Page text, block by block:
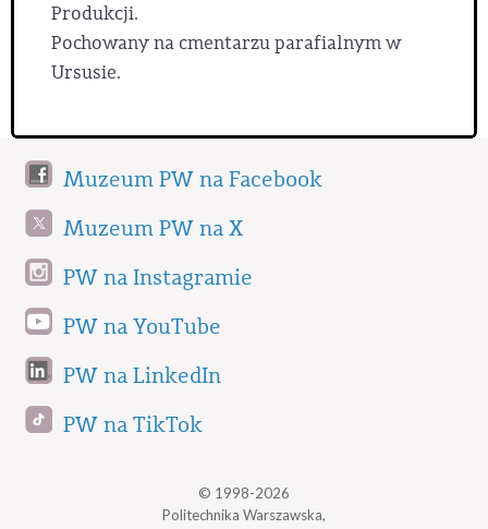
Produkcji.
Pochowany na cmentarzu parafialnym w
Ursusie.
Muzeum PW na Facebook
Muzeum PW na X
PW na Instagramie
PW na YouTube
PW na LinkedIn
PW na TikTok
© 1998-2026
Politechnika Warszawska,